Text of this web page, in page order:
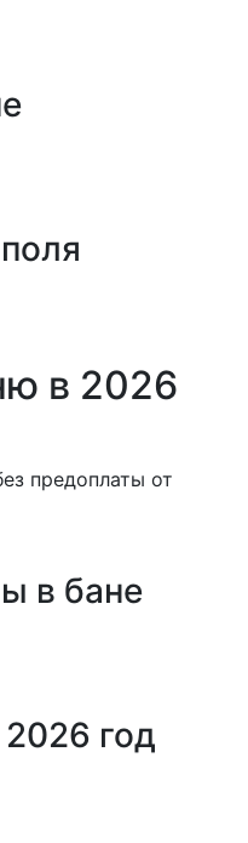
в 2026
предоплаты от
в бане
год